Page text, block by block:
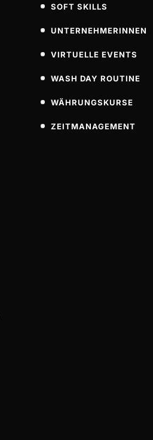
SOFT SKILLS
UNTERNEHMERINNEN
VIRTUELLE EVENTS
WASH DAY ROUTINE
WÄHRUNGSKURSE
ZEITMANAGEMENT